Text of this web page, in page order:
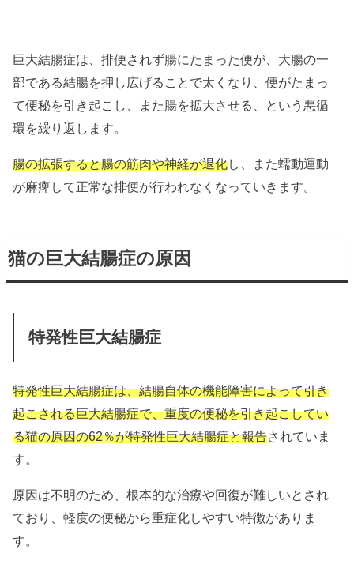
巨大結腸症は、排便されず腸にたまった便が、大腸の一
部である結腸を押し広げることで太くなり、便がたまっ
て便秘を引き起こし、また腸を拡大させる、という悪循
環を繰り返します。
腸の拡張すると腸の筋肉や神経が退化し、また蠕動運動
が麻痺して正常な排便が行われなくなっていきます。
猫の巨大結腸症の原因
特発性巨大結腸症
特発性巨大結腸症は、結腸自体の機能障害によって引き
起こされる巨大結腸症で、重度の便秘を引き起こしてい
る猫の原因の62％が特発性巨大結腸症と報告されていま
す。
原因は不明のため、根本的な治療や回復が難しいとされ
ており、軽度の便秘から重症化しやすい特徴がありま
す。